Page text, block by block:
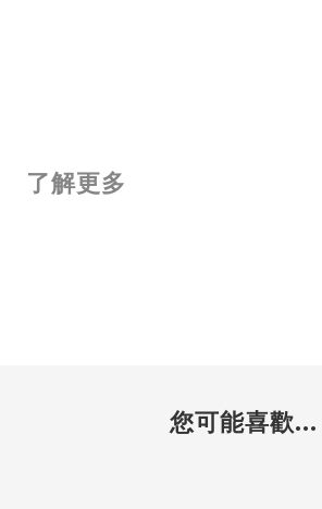
了解更多
您可能喜歡...